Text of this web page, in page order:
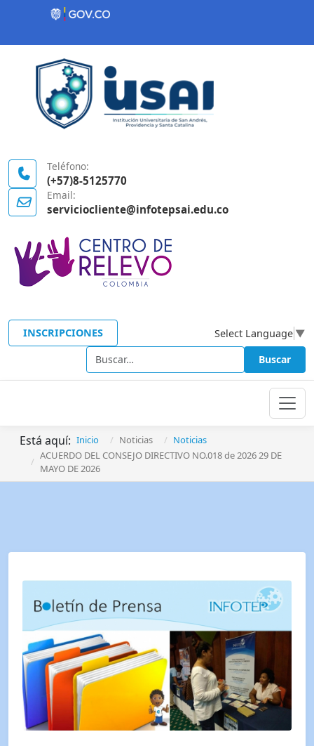
Contenido inicial
Teléfono:
(+57)8-5125770
Email:
serviciocliente@infotepsai.edu.co
INSCRIPCIONES Select Language ▼
Buscar Buscar
Está aquí: Inicio Noticias
Noticias
ACUERDO DEL CONSEJO DIRECTIVO NO.018 de 2026 29 DE
MAYO DE 2026